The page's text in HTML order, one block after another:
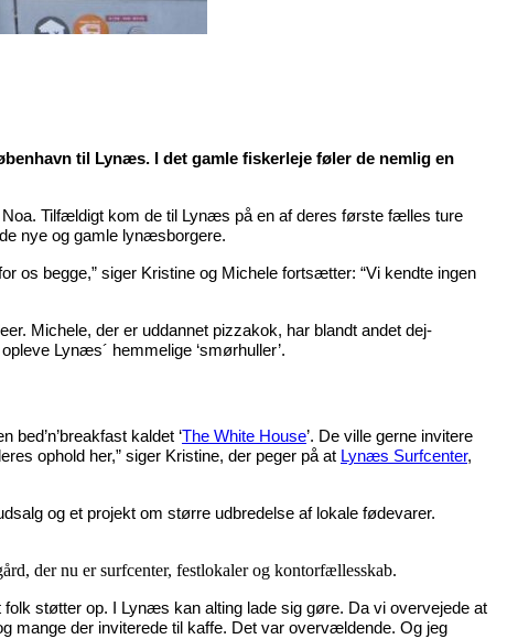
til Lynæs. I det gamle fiskerleje føler de nemlig en
Tilfældigt kom de til Lynæs på en af deres første fælles ture
nye og gamle lynæsborgere.
os begge,” siger Kristine og Michele fortsætter: “Vi kendte ingen
Michele, der er uddannet pizzakok, har blandt andet dej-
Lynæs´ hemmelige ‘smørhuller’.
kaldet ‘The White House’. De ville gerne invitere
ophold her,” siger Kristine, der peger på at Lynæs Surfcenter,
og et projekt om større udbredelse af lokale fødevarer.
der nu er surfcenter, festlokaler og kontorfællesskab.
støtter op. I Lynæs kan alting lade sig gøre. Da vi overvejede at
mange der inviterede til kaffe. Det var overvældende. Og jeg